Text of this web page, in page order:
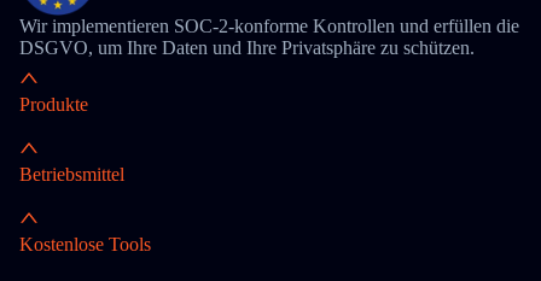
Wir implementieren SOC-2-konforme Kontrollen und erfüllen die
DSGVO, um Ihre Daten und Ihre Privatsphäre zu schützen.
Produkte
Betriebsmittel
Kostenlose Tools